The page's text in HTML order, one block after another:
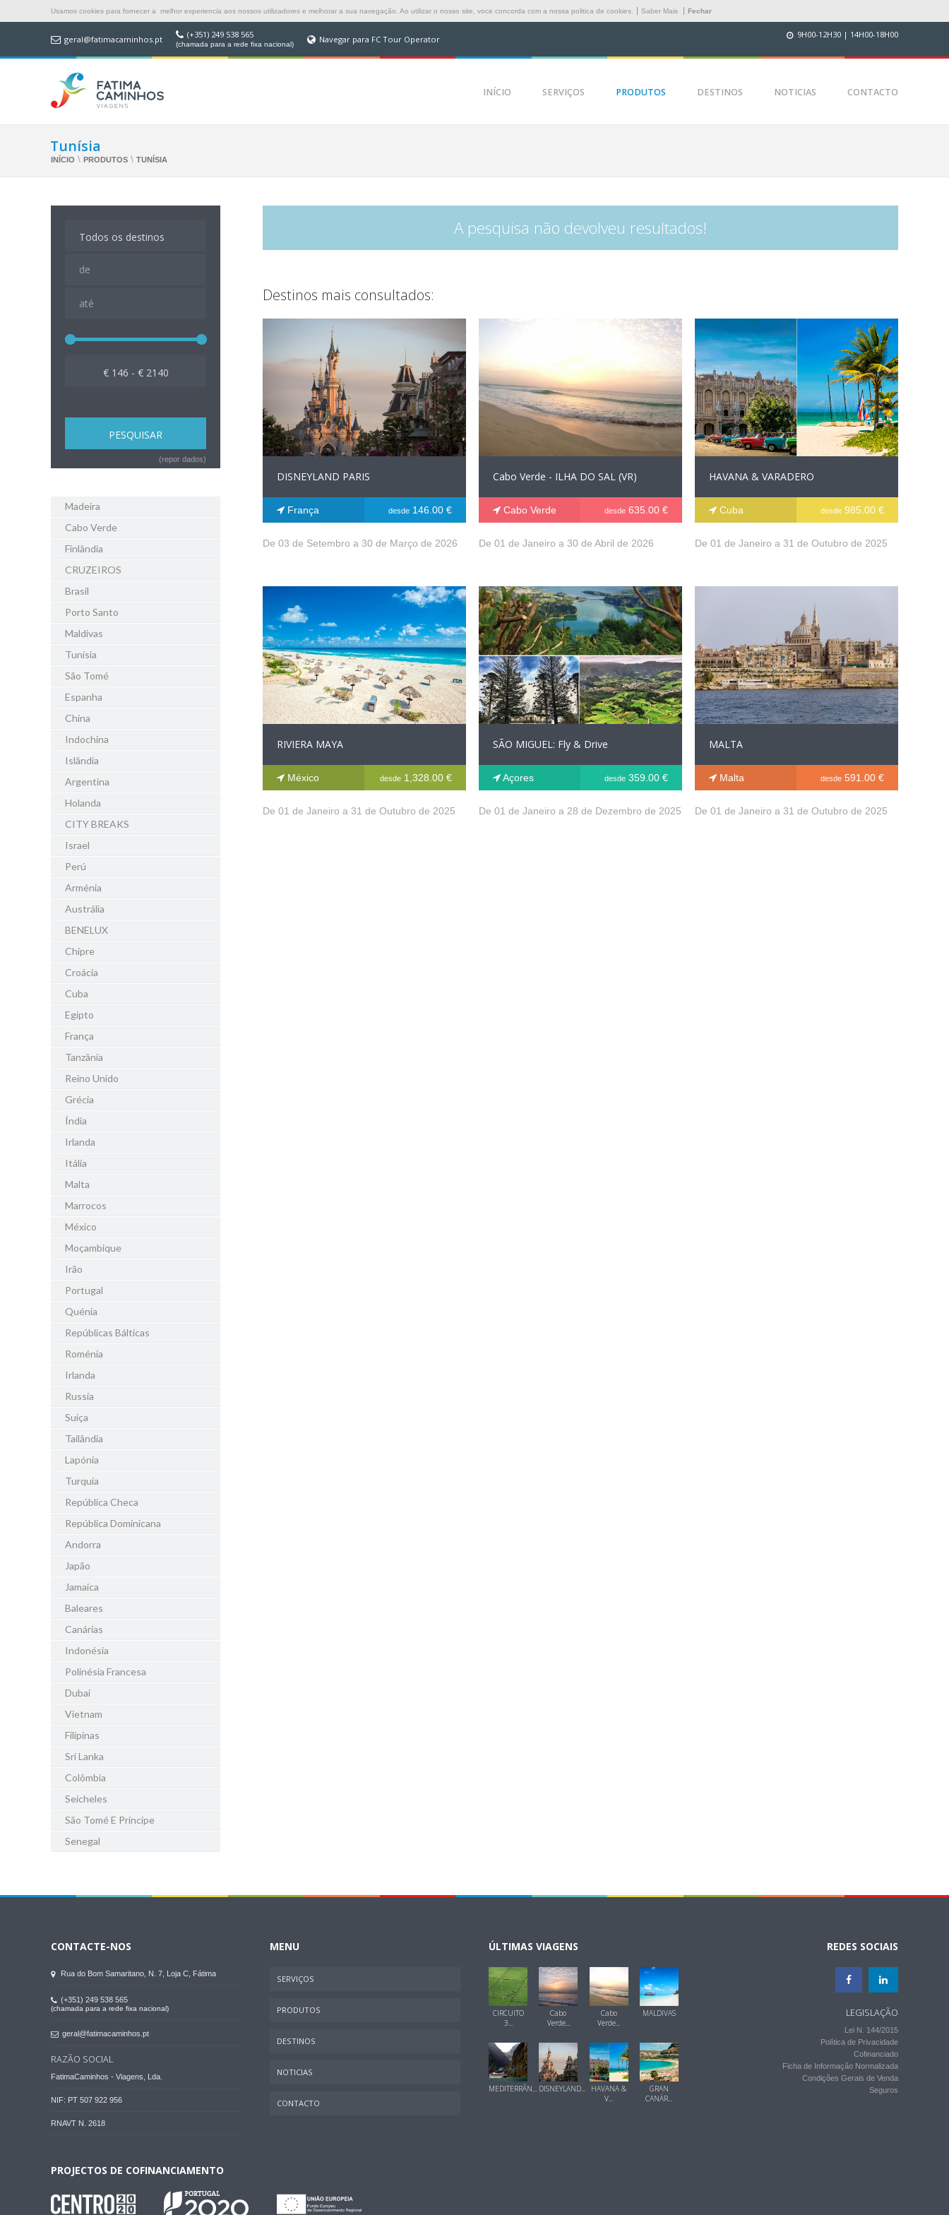
Usamos cookies para fornecer a melhor experiencia aos nossos utilizadores e melhorar a sua navegação. Ao utilizar o nosso site, voce concorda com a nossa politica de cookies. Saber Mais Fechar
geral@fatimacaminhos.pt (+351) 249 538 565
(chamada para a rede fixa nacional) Navegar para FC Tour Operator 9H00-12H30 | 14H00-18H00
INÍCIO SERVIÇOS PRODUTOS DESTINOS NOTICIAS CONTACTO
Tunísia
INÍCIO \ PRODUTOS \ TUNÍSIA
A pesquisa não devolveu resultados!
Destinos mais consultados:
DISNEYLAND PARIS
França desde 146.00 €
De 03 de Setembro a 30 de Março de 2026
Cabo Verde - ILHA DO SAL (VR)
Cabo Verde desde 635.00 €
De 01 de Janeiro a 30 de Abril de 2026
HAVANA & VARADERO
Cuba desde 985.00 €
De 01 de Janeiro a 31 de Outubro de 2025
RIVIERA MAYA
México desde 1,328.00 €
De 01 de Janeiro a 31 de Outubro de 2025
SÃO MIGUEL: Fly & Drive
Açores desde 359.00 €
De 01 de Janeiro a 28 de Dezembro de 2025
MALTA
Malta desde 591.00 €
De 01 de Janeiro a 31 de Outubro de 2025
€ 146 - € 2140
(repor dados)
Madeira
Cabo Verde
Finlândia
CRUZEIROS
Brasil
Porto Santo
Maldivas
Tunísia
São Tomé
Espanha
China
Indochina
Islândia
Argentina
Holanda
CITY BREAKS
Israel
Perú
Arménia
Austrália
BENELUX
Chipre
Croácia
Cuba
Egipto
França
Tanzânia
Reino Unido
Grécia
Índia
Irlanda
Itália
Malta
Marrocos
México
Moçambique
Irão
Portugal
Quénia
Repúblicas Bálticas
Roménia
Irlanda
Russia
Suiça
Tailândia
Lapónia
Turquia
República Checa
República Dominicana
Andorra
Japão
Jamaica
Baleares
Canárias
Indonésia
Polinésia Francesa
Dubai
Vietnam
Filipinas
Sri Lanka
Colômbia
Seicheles
São Tomé E Príncipe
Senegal
CONTACTE-NOS
Rua do Bom Samaritano, N. 7, Loja C, Fátima
(+351) 249 538 565
(chamada para a rede fixa nacional)
geral@fatimacaminhos.pt
RAZÃO SOCIAL
FatimaCaminhos - Viagens, Lda.
NIF: PT 507 922 956
RNAVT N. 2618
MENU
SERVIÇOS
PRODUTOS
DESTINOS
NOTICIAS
CONTACTO
ÚLTIMAS VIAGENS
CIRCUITO
3...
Cabo
Verde...
Cabo
Verde...
MALDIVAS
MEDITERRÂN... DISNEYLAND...
HAVANA &
V...
GRAN
CANÁR...
REDES SOCIAIS
LEGISLAÇÃO
Lei N. 144/2015
Política de Privacidade
Cofinanciado
Ficha de Informação Normalizada
Condições Gerais de Venda
Seguros
PROJECTOS DE COFINANCIAMENTO